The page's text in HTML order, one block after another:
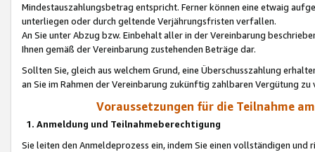
Mindestauszahlungsbetrag entspricht. Ferner können eine etwaig
unterliegen oder durch geltende Verjährungsfristen verfallen.
An Sie unter Abzug bzw. Einbehalt aller in der Vereinbarung
Ihnen gemäß der Vereinbarung zustehenden Beträge dar.
Sollten Sie, gleich aus welchem Grund, eine Überschusszahlung
an Sie im Rahmen der Vereinbarung zukünftig zahlbaren Vergütung zu
Voraussetzungen für die Teilnahme
1. Anmeldung und Teilnahmeberechtigung
Sie leiten den Anmeldeprozess ein, indem Sie einen vollständigen